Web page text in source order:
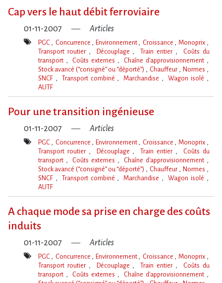
Cap vers le haut débit ferroviaire
01-11-2007 Articles
Mot(s)-
PGC Concurrence Environnement Croissance
Monoprix
Transport routier
Découplage Train entier
Coûts du
transport
Coûts externes
Chaîne d'approvisionnement
Stock avancé (“consigné” ou “déporté”)
Chauffeur
Normes
SNCF
Transport combiné Marchandise
Wagon isolé
AUTF
Pour une transition ingénieuse
01-11-2007 Articles
Mot(s)-
PGC Concurrence Environnement Croissance
Monoprix
Transport routier
Découplage Train entier
Coûts du
transport
Coûts externes
Chaîne d'approvisionnement
Stock avancé (“consigné” ou “déporté”)
Chauffeur
Normes
SNCF
Transport combiné Marchandise
Wagon isolé
AUTF
A chaque mode sa prise en charge des coûts
induits
01-11-2007 Articles
PGC Concurrence Environnement Croissance
Monoprix
Transport routier
Découplage Train entier
Coûts du
transport
Coûts externes
Chaîne d'approvisionnement